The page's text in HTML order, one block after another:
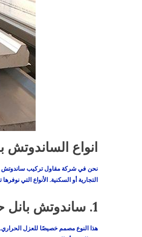
انواع الساندوتش
نحن في شركة مقاول تركيب ساندوتش
التجارية أو السكنية. الأنواع التي
1. ساندوتش بانل
هذا النوع مصمم خصيصًا للعزل الحراري.